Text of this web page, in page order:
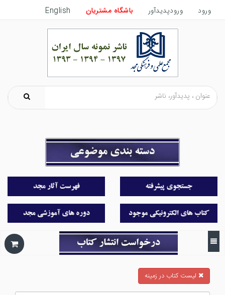
ورود ورودپدیدآور باشگاه مشتریان English
ليست كتاب در زمينه